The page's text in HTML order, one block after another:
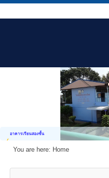
อาคารเรียนสองชั้น
You are here: Home